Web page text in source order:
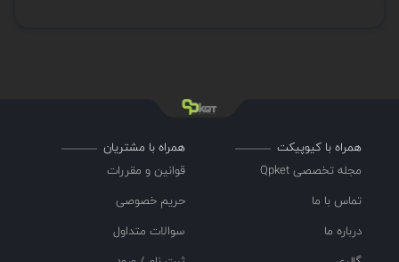
همراه با کیوپیکت
مجله تخصصی Qpket
تماس با ما
درباره ما
همراه با مشتریان
قوانین و مقررات
حریم خصوصی
سوالات متداول